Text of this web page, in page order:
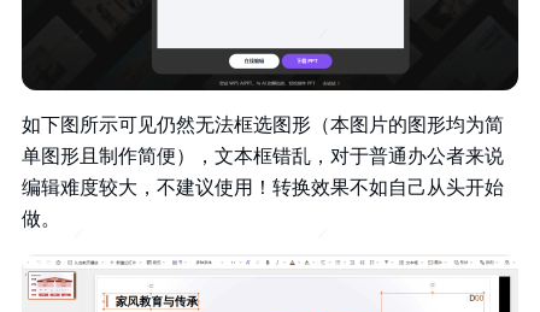
如下图所示可见仍然无法框选图形（本图片的图形均为简
单图形且制作简便），文本框错乱，对于普通办公者来说
编辑难度较大，不建议使用！转换效果不如自己从头开始
做。